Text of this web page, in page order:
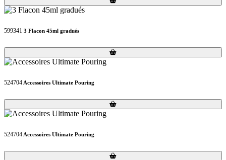
599341 3 Flacon 45ml gradués
Loading...
Loading...
524704 Accessoires Ultimate Pouring
Loading...
Loading...
524704 Accessoires Ultimate Pouring
Loading...
Loading...